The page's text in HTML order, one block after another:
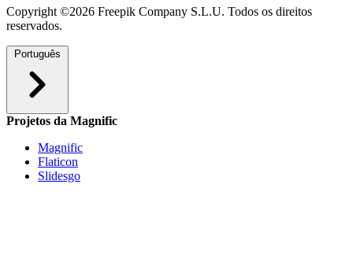
Copyright ©2026 Freepik Company S.L.U. Todos os direitos
reservados.
Português
Projetos da Magnific
Magnific
Flaticon
Slidesgo